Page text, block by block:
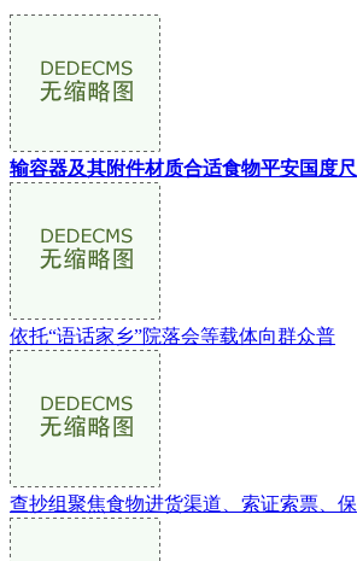
输容器及其附件材质合适食物平安国度尺
依托“语话家乡”院落会等载体向群众普
查抄组聚焦食物进货渠道、索证索票、保